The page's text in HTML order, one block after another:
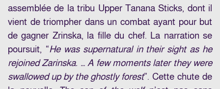
assemblée de la tribu Upper Tanana Sticks, dont il
vient de triompher dans un combat ayant pour but
de gagner Zrinska, la fille du chef. La narration se
poursuit, “He was supernatural in their sight as he
rejoined Zarinska. … A few moments later they were
swallowed up by the ghostly forest”. Cette chute de